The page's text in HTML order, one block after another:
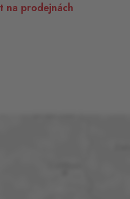
na prodejnách